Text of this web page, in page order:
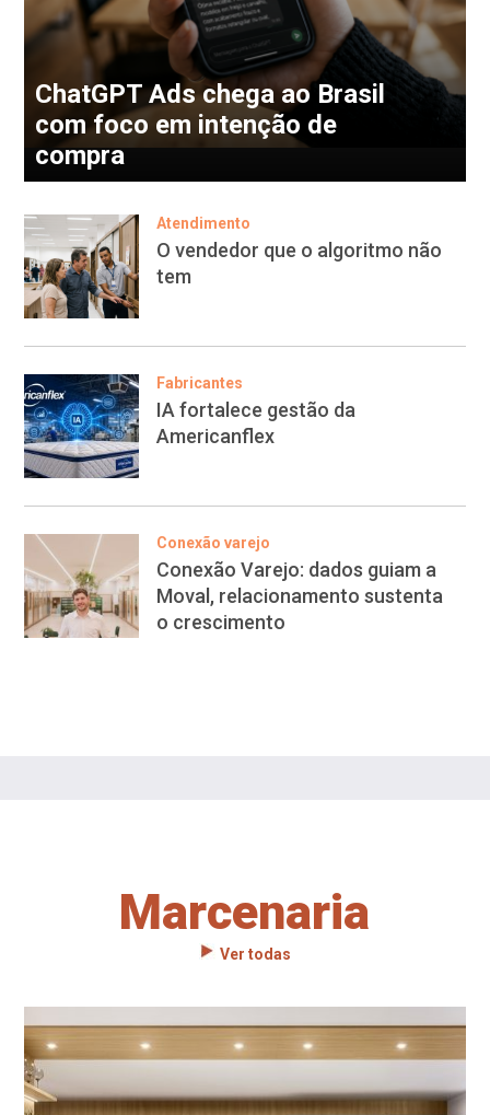
ChatGPT Ads chega ao Brasil
com foco em intenção de
compra
Atendimento
O vendedor que o algoritmo não
tem
Fabricantes
IA fortalece gestão da
Americanflex
Conexão varejo
Conexão Varejo: dados guiam a
Moval, relacionamento sustenta
o crescimento
Marcenaria
Ver todas